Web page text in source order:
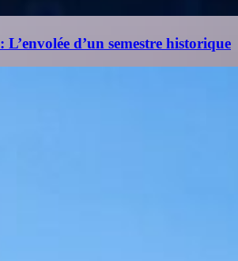
L’envolée d’un semestre historique